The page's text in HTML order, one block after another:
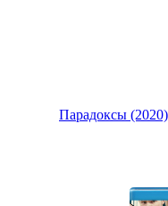
Парадоксы